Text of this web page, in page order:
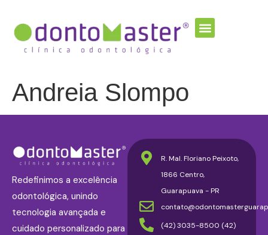
Andreia Slompo
Redefinimos a excelência
odontológica, unindo
tecnologia avançada e
cuidado personalizado para
R. Mal. Floriano Peixoto,
1866 Centro,
Guarapuava - PR
(42) 3035-8500 (42)